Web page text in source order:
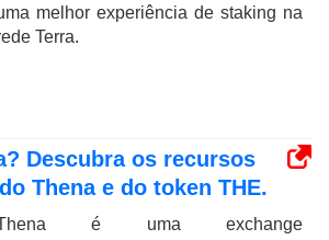
melhor experiência de staking na
Terra.
Descubra os recursos
Thena e do token THE.
é uma exchange